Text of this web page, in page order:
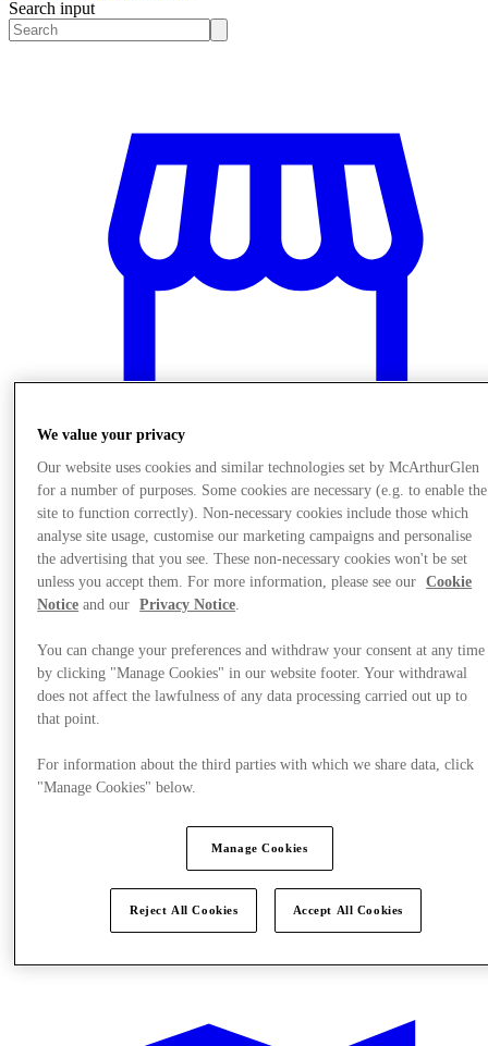
Search input
商店
We value your privacy
Our website uses cookies and similar technologies set by McArthurGlen
for a number of purposes. Some cookies are necessary (e.g. to enable the
site to function correctly). Non-necessary cookies include those which
analyse site usage, customise our marketing campaigns and personalise
the advertising that you see. These non-necessary cookies won't be set
unless you accept them. For more information, please see our
Cookie
Notice and our Privacy Notice.
You can change your preferences and withdraw your consent at any time
by clicking "Manage Cookies" in our website footer. Your withdrawal
does not affect the lawfulness of any data processing carried out up to
that point.
For information about the third parties with which we share data, click
"Manage Cookies" below.
Manage Cookies
Reject All Cookies Accept All Cookies